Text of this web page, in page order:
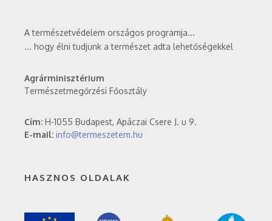
A természetvédelem országos programja...
... hogy élni tudjunk a természet adta lehetőségekkel
Agrárminisztérium
Természetmegőrzési Főosztály
Cím: H-1055 Budapest, Apáczai Csere J. u 9.
E-mail: info@termeszetem.hu
HASZNOS OLDALAK